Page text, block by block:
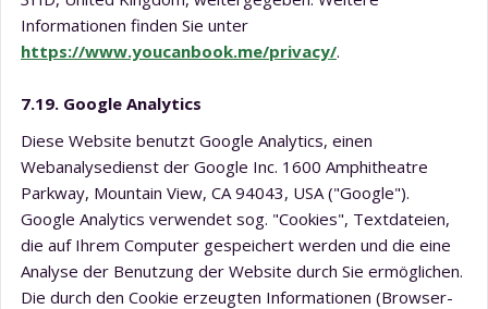
Informationen finden Sie unter
https://www.youcanbook.me/privacy/.
7.19. Google Analytics
Diese Website benutzt Google Analytics, einen
Webanalysedienst der Google Inc. 1600 Amphitheatre
Parkway, Mountain View, CA 94043, USA ("Google").
Google Analytics verwendet sog. "Cookies", Textdateien,
die auf Ihrem Computer gespeichert werden und die eine
Analyse der Benutzung der Website durch Sie ermöglichen.
Die durch den Cookie erzeugten Informationen (Browser-